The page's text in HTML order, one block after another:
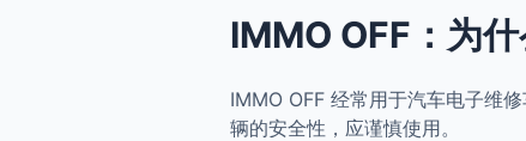
IMMO OFF：为
IMMO OFF 经常用于汽车电子维
辆的安全性，应谨慎使用。